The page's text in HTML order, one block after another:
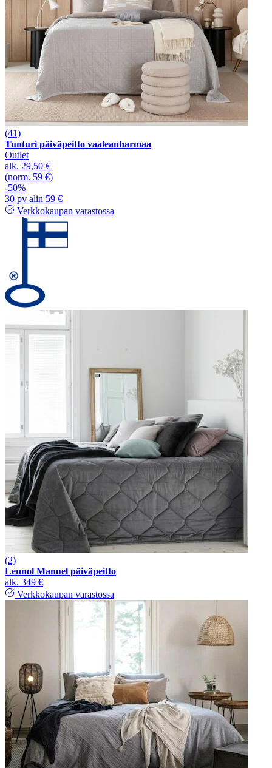
(41)
Tunturi päiväpeitto vaaleanharmaa
Outlet
alk. 29,50 €
(norm. 59 €)
-50%
30 pv alin 59 €
Verkkokaupan varastossa
(2)
Lennol Manuel päiväpeitto
alk. 349 €
Verkkokaupan varastossa